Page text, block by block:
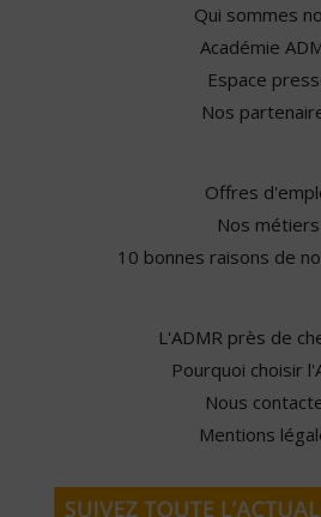
Qui sommes
Académie
Espace
Nos
Offres
Nos métiers
10 bonnes raisons de
L'ADMR près de
Pourquoi choisir
Nous
Mentions